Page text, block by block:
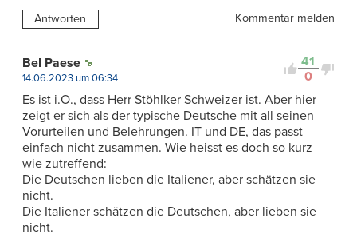
Antworten Kommentar melden
41
0
Bel Paese
14.06.2023 um 06:34
Es ist i.O., dass Herr Stöhlker Schweizer ist. Aber hier
zeigt er sich als der typische Deutsche mit all seinen
Vorurteilen und Belehrungen. IT und DE, das passt
einfach nicht zusammen. Wie heisst es doch so kurz
wie zutreffend:
Die Deutschen lieben die Italiener, aber schätzen sie
nicht.
Die Italiener schätzen die Deutschen, aber lieben sie
nicht.